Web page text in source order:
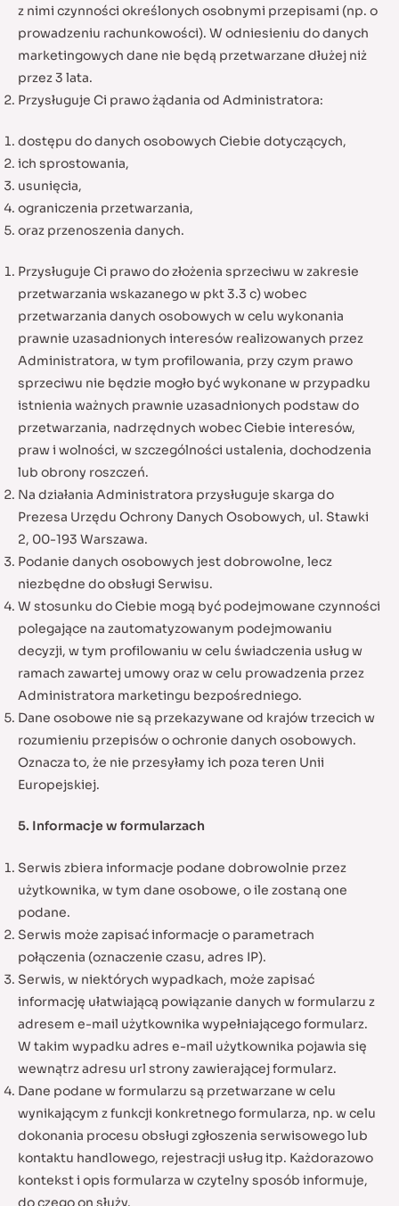
z nimi czynności określonych osobnymi przepisami (np. o
prowadzeniu rachunkowości). W odniesieniu do danych
marketingowych dane nie będą przetwarzane dłużej niż
przez 3 lata.
Przysługuje Ci prawo żądania od Administratora:
dostępu do danych osobowych Ciebie dotyczących,
ich sprostowania,
usunięcia,
ograniczenia przetwarzania,
oraz przenoszenia danych.
Przysługuje Ci prawo do złożenia sprzeciwu w zakresie
przetwarzania wskazanego w pkt 3.3 c) wobec
przetwarzania danych osobowych w celu wykonania
prawnie uzasadnionych interesów realizowanych przez
Administratora, w tym profilowania, przy czym prawo
sprzeciwu nie będzie mogło być wykonane w przypadku
istnienia ważnych prawnie uzasadnionych podstaw do
przetwarzania, nadrzędnych wobec Ciebie interesów,
praw i wolności, w szczególności ustalenia, dochodzenia
lub obrony roszczeń.
Na działania Administratora przysługuje skarga do
Prezesa Urzędu Ochrony Danych Osobowych, ul. Stawki
2, 00-193 Warszawa.
Podanie danych osobowych jest dobrowolne, lecz
niezbędne do obsługi Serwisu.
W stosunku do Ciebie mogą być podejmowane czynności
polegające na zautomatyzowanym podejmowaniu
decyzji, w tym profilowaniu w celu świadczenia usług w
ramach zawartej umowy oraz w celu prowadzenia przez
Administratora marketingu bezpośredniego.
Dane osobowe nie są przekazywane od krajów trzecich w
rozumieniu przepisów o ochronie danych osobowych.
Oznacza to, że nie przesyłamy ich poza teren Unii
Europejskiej.
5. Informacje w formularzach
Serwis zbiera informacje podane dobrowolnie przez
użytkownika, w tym dane osobowe, o ile zostaną one
podane.
Serwis może zapisać informacje o parametrach
połączenia (oznaczenie czasu, adres IP).
Serwis, w niektórych wypadkach, może zapisać
informację ułatwiającą powiązanie danych w formularzu z
adresem e-mail użytkownika wypełniającego formularz.
W takim wypadku adres e-mail użytkownika pojawia się
wewnątrz adresu url strony zawierającej formularz.
Dane podane w formularzu są przetwarzane w celu
wynikającym z funkcji konkretnego formularza, np. w celu
dokonania procesu obsługi zgłoszenia serwisowego lub
kontaktu handlowego, rejestracji usług itp. Każdorazowo
kontekst i opis formularza w czytelny sposób informuje,
do czego on służy.